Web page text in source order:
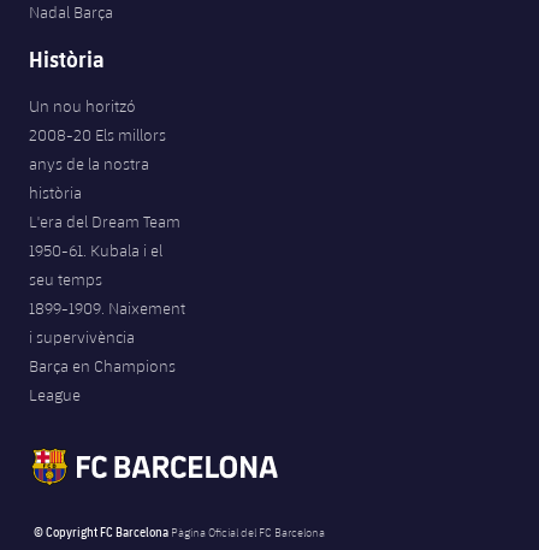
Nadal Barça
Història
Un nou horitzó
2008-20 Els millors
anys de la nostra
història
L'era del Dream Team
1950-61. Kubala i el
seu temps
1899-1909. Naixement
i supervivència
Barça en Champions
League
© Copyright FC Barcelona Pàgina Oficial del FC Barcelona